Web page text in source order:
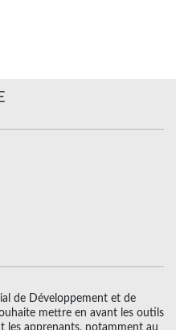
de Développement et de
mettre en avant les outils
les apprenants, notamment au